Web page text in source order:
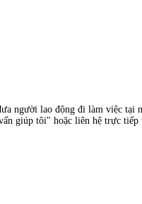
người lao động đi làm việc
giúp tôi" hoặc liên hệ trực tiếp